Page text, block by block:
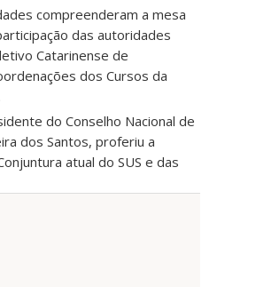
compreenderam a mesa
das autoridades
Catarinense de
dos Cursos da
do Conselho Nacional de
dos Santos, proferiu a
atual do SUS e das